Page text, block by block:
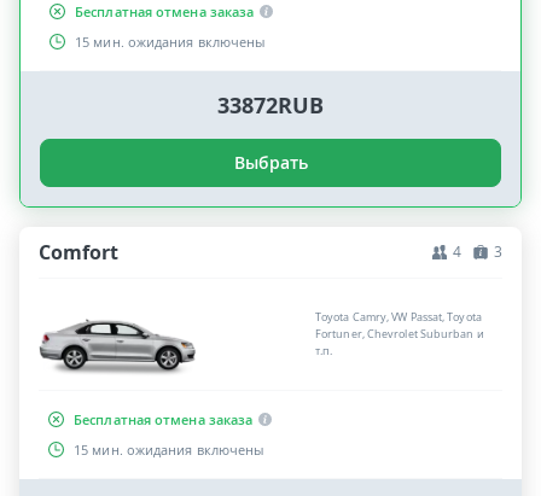
Бесплатная отмена заказа
15 мин. ожидания включены
33872RUB
Выбрать
Comfort 4 3
Toyota Camry, VW Passat, Toyota
Fortuner, Chevrolet Suburban и
т.п.
Бесплатная отмена заказа
15 мин. ожидания включены